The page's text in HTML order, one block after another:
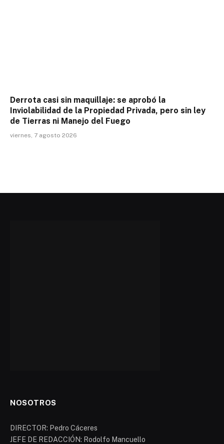
Derrota casi sin maquillaje: se aprobó la
Inviolabilidad de la Propiedad Privada, pero sin ley
de Tierras ni Manejo del Fuego
viernes, 7 agosto 2026
Facebook